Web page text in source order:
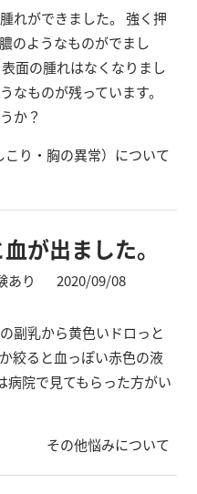
れができました。 強く押
のようなものがでまし
面の腫れはなくなりまし
なものが残っています。
か？
こり・胸の異常）について
が出ました。
あり 2020/09/08
副乳から黄色いドロっと
絞ると血っぽい赤色の液
院で見てもらった方がい
その他悩みについて